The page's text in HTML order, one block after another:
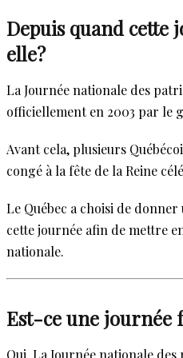
Depuis quand
elle?
La Journée nationale des
officiellement en 2003 par le
Avant cela, plusieurs
congé à la fête de la Reine
Le Québec a choisi de
cette journée afin de mettre
nationale.
Est-ce une journée
Oui. La Journée nationale